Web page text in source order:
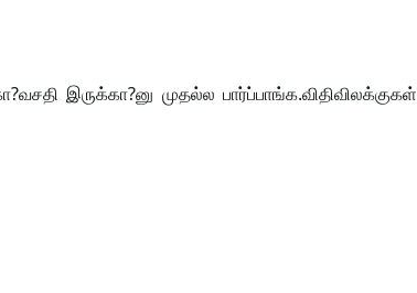
இருக்கா?னு முதல்ல பார்ப்பாங்க.விதிவிலக்குகள்